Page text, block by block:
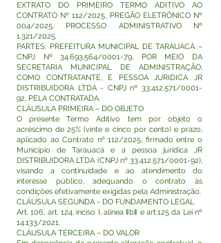
EXTRATO DO PRIMEIRO TERMO ADITIVO AO
CONTRATO Nº 112/2025, PREGÃO ELETRÔNICO Nº
004/2025, PROCESSO ADMINISTRATIVO Nº
1.321/2025.
PARTES: PREFEITURA MUNICIPAL DE TARAUACÁ –
CNPJ Nº34.693.564/0001-79, POR MEIO DA
SECRETARIA MUNICIPAL DE ADMINISTRAÇÃO,
COMO CONTRATANTE, E PESSOA JURIDICA JR
DISTRIBUIDORA LTDA - CNPJ nº 33.412.571/0001-
92, PELA CONTRATADA.
CLÁUSULA PRIMEIRA – DO OBJETO
O presente Termo Aditivo tem por objeto o
acréscimo de 25% (vinte e cinco por cento) e prazo,
aplicado ao Contrato nº 112/2025, firmado entre o
Município de Tarauacá e a pessoa jurídica JR
DISTRIBUIDORA LTDA (CNPJ nº 33.412.571/0001-92),
visando a continuidade e ao atendimento do
interesse público, adequando o contrato às
condições efetivamente exigidas pela Administração.
CLÁUSULA SEGUNDA - DO FUNDAMENTO LEGAL
Art. 106, art. 124, inciso I, alínea ‖b‖ e art.125 da Lei nº
14.133/2021.
CLÁUSULA TERCEIRA – DO VALOR